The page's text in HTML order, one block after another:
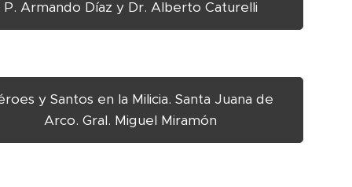
P. Armando Díaz y Dr. Alberto Caturelli
y Santos en la Milicia. Santa Juana de
Arco. Gral. Miguel Miramón